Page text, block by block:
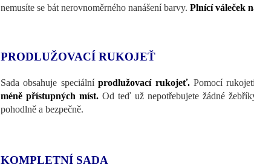
nemusíte se bát nerovnoměrného nanášení barvy. Plnící váleček
PRODLUŽOVACÍ RUKOJEŤ
Sada obsahuje speciálníprodlužovací rukojeť.Pomocí
méně přístupných míst. Od teď už nepotřebujete žádné
pohodlně a bezpečně.
KOMPLETNÍ SADA